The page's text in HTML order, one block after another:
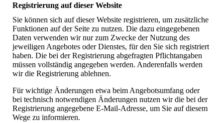
Registrierung auf dieser Website
Sie können sich auf dieser Website registrieren, um zusätzliche
Funktionen auf der Seite zu nutzen. Die dazu eingegebenen
Daten verwenden wir nur zum Zwecke der Nutzung des
jeweiligen Angebotes oder Dienstes, für den Sie sich registriert
haben. Die bei der Registrierung abgefragten Pflichtangaben
müssen vollständig angegeben werden. Anderenfalls werden
wir die Registrierung ablehnen.
Für wichtige Änderungen etwa beim Angebotsumfang oder
bei technisch notwendigen Änderungen nutzen wir die bei der
Registrierung angegebene E-Mail-Adresse, um Sie auf diesem
Wege zu informieren.